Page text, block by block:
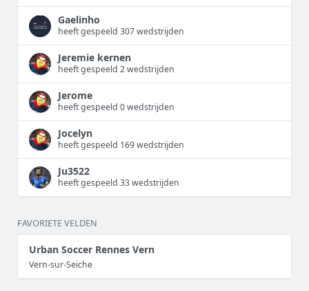
Gaelinho
heeft gespeeld 307 wedstrijden
Jeremie kernen
heeft gespeeld 2 wedstrijden
Jerome
heeft gespeeld 0 wedstrijden
Jocelyn
heeft gespeeld 169 wedstrijden
Ju3522
heeft gespeeld 33 wedstrijden
FAVORIETE VELDEN
Urban Soccer Rennes Vern
Vern-sur-Seiche